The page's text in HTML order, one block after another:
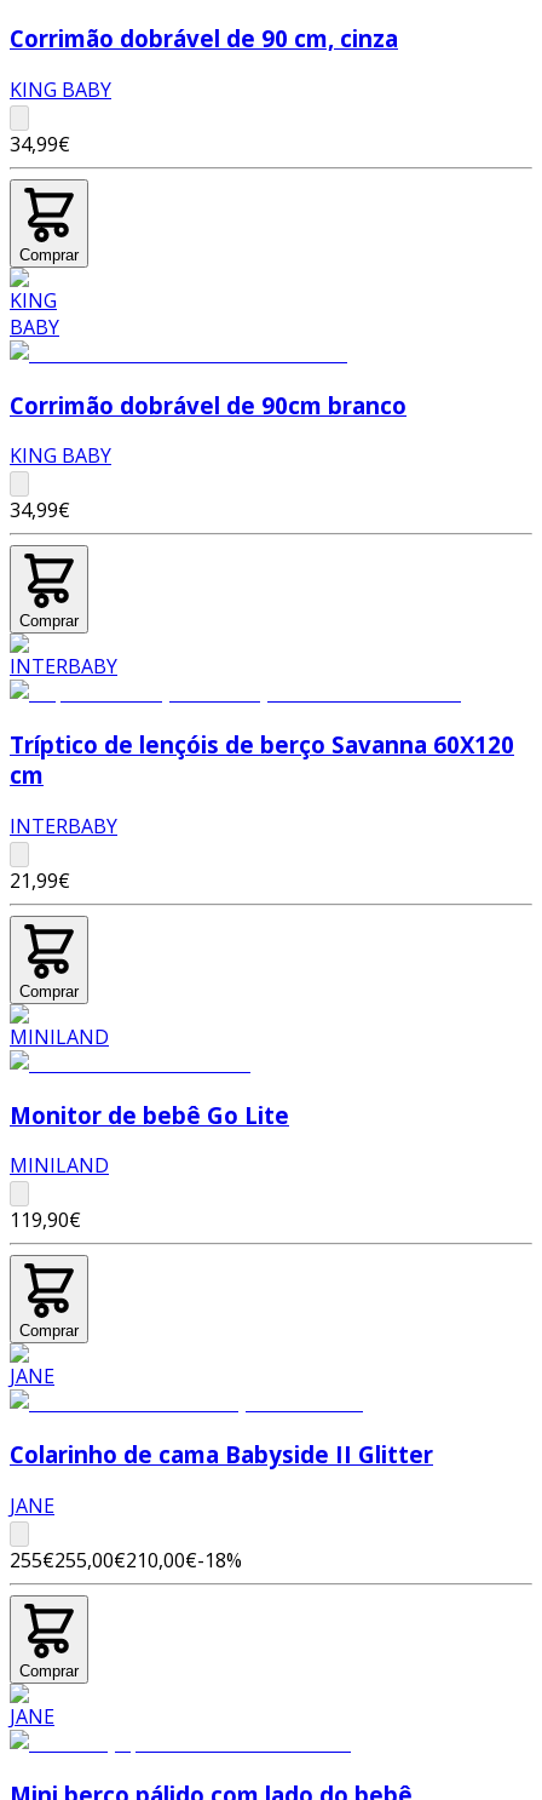
Corrimão dobrável de 90 cm, cinza
KING BABY
34,99€
Comprar
Corrimão dobrável de 90cm branco
KING BABY
34,99€
Comprar
Tríptico de lençóis de berço Savanna 60X120
cm
INTERBABY
21,99€
Comprar
Monitor de bebê Go Lite
MINILAND
119,90€
Comprar
Colarinho de cama Babyside II Glitter
JANE
255€255,00€210,00€-18%
Comprar